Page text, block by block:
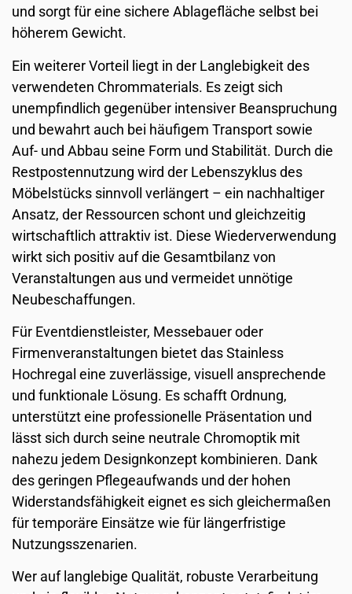
und sorgt für eine sichere Ablagefläche selbst bei
höherem Gewicht.
Ein weiterer Vorteil liegt in der Langlebigkeit des
verwendeten Chrommaterials. Es zeigt sich
unempfindlich gegenüber intensiver Beanspruchung
und bewahrt auch bei häufigem Transport sowie
Auf- und Abbau seine Form und Stabilität. Durch die
Restpostennutzung wird der Lebenszyklus des
Möbelstücks sinnvoll verlängert – ein nachhaltiger
Ansatz, der Ressourcen schont und gleichzeitig
wirtschaftlich attraktiv ist. Diese Wiederverwendung
wirkt sich positiv auf die Gesamtbilanz von
Veranstaltungen aus und vermeidet unnötige
Neubeschaffungen.
Für Eventdienstleister, Messebauer oder
Firmenveranstaltungen bietet das Stainless
Hochregal eine zuverlässige, visuell ansprechende
und funktionale Lösung. Es schafft Ordnung,
unterstützt eine professionelle Präsentation und
lässt sich durch seine neutrale Chromoptik mit
nahezu jedem Designkonzept kombinieren. Dank
des geringen Pflegeaufwands und der hohen
Widerstandsfähigkeit eignet es sich gleichermaßen
für temporäre Einsätze wie für längerfristige
Nutzungsszenarien.
Wer auf langlebige Qualität, robuste Verarbeitung